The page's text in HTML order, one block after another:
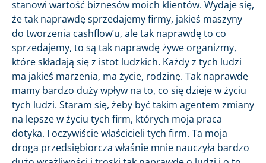
stanowi wartość biznesów moich klientów. Wydaje się,
że tak naprawdę sprzedajemy firmy, jakieś maszyny
do tworzenia cashflow’u, ale tak naprawdę to co
sprzedajemy, to są tak naprawdę żywe organizmy,
które składają się z istot ludzkich. Każdy z tych ludzi
ma jakieś marzenia, ma życie, rodzinę. Tak naprawdę
mamy bardzo duży wpływ na to, co się dzieje w życiu
tych ludzi. Staram się, żeby być takim agentem zmiany
na lepsze w życiu tych firm, których moja praca
dotyka. I oczywiście właścicieli tych firm. Ta moja
droga przedsiębiorcza właśnie mnie nauczyła bardzo